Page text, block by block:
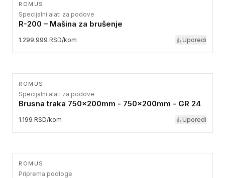
ROMUS
Specijalni alati za podove
R-200 – Mašina za brušenje
1.299.999 RSD/kom Uporedi
ROMUS
Specijalni alati za podove
Brusna traka 750x200mm - 750x200mm - GR 24
1.199 RSD/kom Uporedi
ROMUS
Priprema podloge